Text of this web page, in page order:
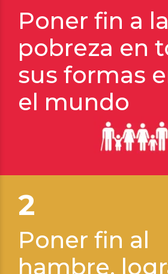
Poner fin a la
pobreza en
sus formas
el mundo
2
Poner fin al
hambre,